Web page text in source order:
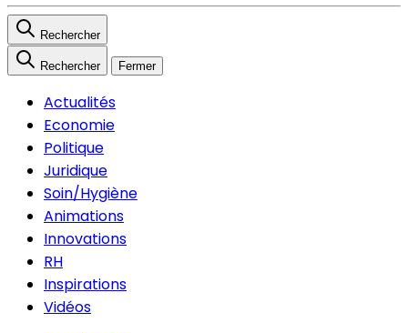
Rechercher
Rechercher Fermer
Actualités
Economie
Politique
Juridique
Soin/Hygiène
Animations
Innovations
RH
Inspirations
Vidéos